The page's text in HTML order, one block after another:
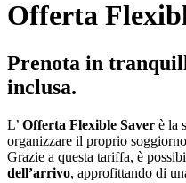
Offerta
Prenota in
inclusa.
L’ Offerta Flexible Saver è la
organizzare il proprio
Grazie a questa tariffa, è
dell’arrivo, approfittando di